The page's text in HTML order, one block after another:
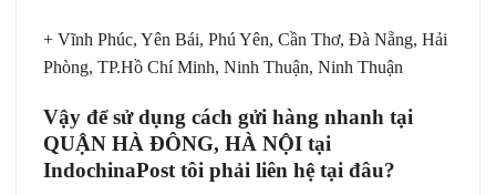
+ Vĩnh Phúc, Yên Bái, Phú Yên, Cần Thơ, Đà Nẵng, Hải
Phòng, TP.Hồ Chí Minh, Ninh Thuận, Ninh Thuận
Vậy để sử dụng cách gửi hàng nhanh tại
QUẬN HÀ ĐÔNG, HÀ NỘI tại
IndochinaPost tôi phải liên hệ tại đâu?